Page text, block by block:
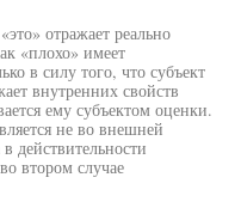
отражает реально
«плохо» имеет
в силу того, что субъект
внутренних свойств
ему субъектом оценки.
не во внешней
действительности
втором случае